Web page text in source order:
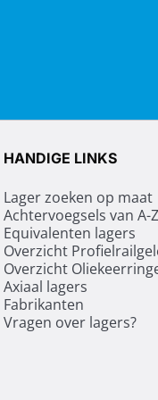
HANDIGE LINKS
Lager zoeken op maat
Achtervoegsels van A-Z
Equivalenten lagers
Overzicht
Overzicht
Axiaal lagers
Fabrikanten
Vragen over lagers?